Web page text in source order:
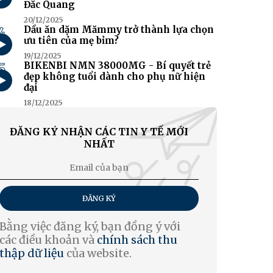
Đắc Quang
20/12/2025
Dầu ăn dặm Mămmy trở thành lựa chọn
ưu tiên của mẹ bỉm?
19/12/2025
BIKENBI NMN 38000MG - Bí quyết trẻ
đẹp không tuổi dành cho phụ nữ hiện
đại
18/12/2025
ĐĂNG KÝ NHẬN CÁC TIN Y TẾ MỚI
NHẤT
ĐĂNG KÝ
Bằng việc đăng ký, bạn đồng ý với
các điều khoản và chính sách thu
thập dữ liệu của website.